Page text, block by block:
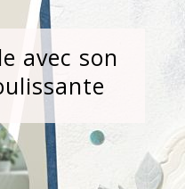
avec son